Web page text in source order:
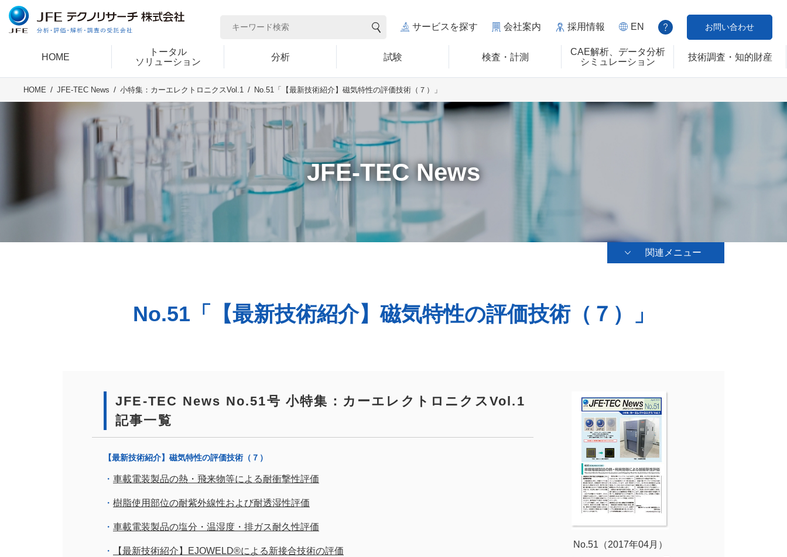
HOME
トータル
ソリューション
分析 試験 検査・計測
CAE解析、データ分析
シミュレーション
技術調査・知的財産
サービスを探す 会社案内 採用情報 EN お問い合わせ
HOME JFE-TEC News 小特集：カーエレクトロニクスVol.1 No.51「【最新技術紹介】磁気特性の評価技術（７）」
JFE-TEC News
関連メニュー
No.51「【最新技術紹介】磁気特性の評価技術（７）」
JFE-TEC News No.51号 小特集：カーエレクトロニクスVol.1
記事一覧
【最新技術紹介】磁気特性の評価技術（７）
車載電装製品の熱・飛来物等による耐衝撃性評価
樹脂使用部位の耐紫外線性および耐透湿性評価
車載電装製品の塩分・温湿度・排ガス耐久性評価
【最新技術紹介】EJOWELD®︎による新接合技術の評価
No.51（2017年04月）